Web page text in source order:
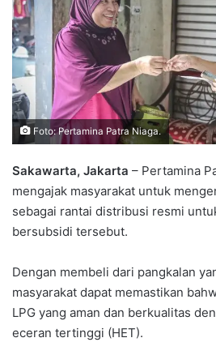
Foto: Pertamina Patra Niaga.
Sakawarta, Jakarta – Pertamina
mengajak masyarakat untuk
sebagai rantai distribusi resmi
bersubsidi tersebut.
Dengan membeli dari pangkalan
masyarakat dapat memastikan
LPG yang aman dan berkualitas
eceran tertinggi (HET).